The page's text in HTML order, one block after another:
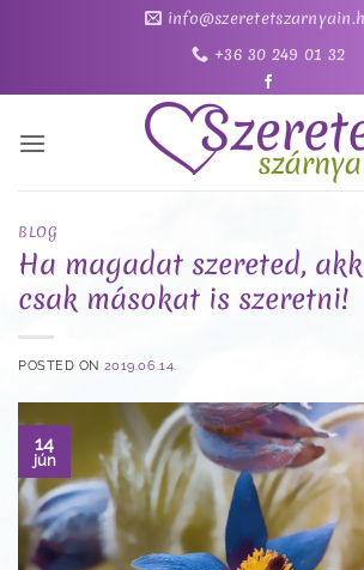
+36 30 249 01 32
BLOG
Ha magadat szereted,
csak másokat is szeretni!
POSTED ON 2019.06.14.
14
jún